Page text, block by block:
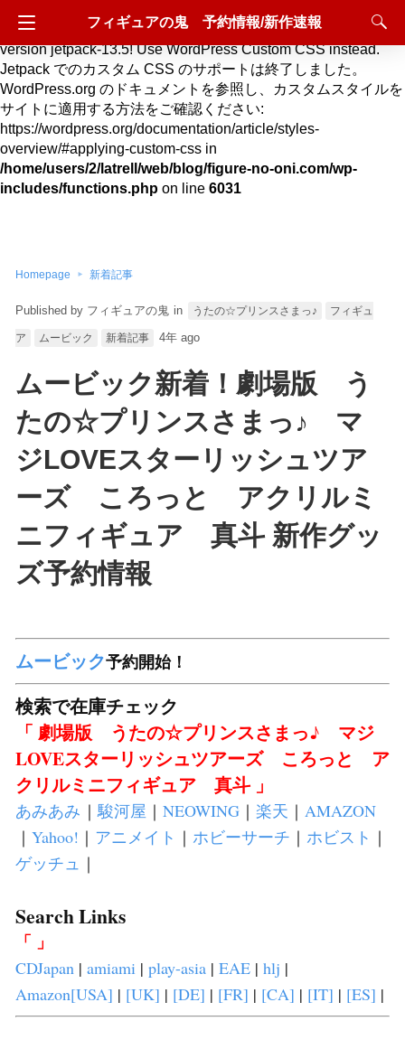
Deprecated
: Hook custom_css_loaded is deprecated since
version jetpack-13.5! Use WordPress Custom CSS instead.
Jetpack でのカスタム CSS のサポートは終了しました。
WordPress.org のドキュメントを参照し、カスタムスタイルを
サイトに適用する方法をご確認ください:
https://wordpress.org/documentation/article/styles-
overview/#applying-custom-css in
/home/users/2/latrell/web/blog/figure-no-oni.com/wp-
includes/functions.php on line 6031
フィギュアの鬼 予約情報/新作速報
Homepage 新着記事
フィギュアの鬼 in うたの☆プリンスさまっ♪ フィギュ
ア ムービック 新着記事 4年 ago
ムービック新着！劇場版 う
たの☆プリンスさまっ♪ マ
ジLOVEスターリッシュツア
ーズ ころっと アクリルミ
ニフィギュア 真斗 新作グッ
ズ予約情報
ムービック予約開始！
検索で在庫チェック
「 劇場版 うたの☆プリンスさまっ♪ マジ
LOVEスターリッシュツアーズ ころっと ア
クリルミニフィギュア 真斗 」
あみあみ ｜駿河屋 ｜ NEOWING ｜ 楽天 ｜ AMAZON
｜ Yahoo! ｜ アニメイト ｜ ホビーサーチ ｜ ホビスト ｜
ゲッチュ ｜
Search Links
「 」
CDJapan | amiami | play-asia | EAE | hlj |
Amazon[USA] | [UK] | [DE] | [FR] | [CA] | [IT] | [ES] |